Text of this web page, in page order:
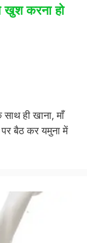
खुश करना हो
ही खाना, माँ
पर बैठ कर यमुना में